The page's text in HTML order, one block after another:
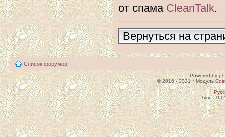
от спама CleanTalk.
Вернуться на
Список форумов
Powered by
© 2016 - 2021 * Модуль
Time :